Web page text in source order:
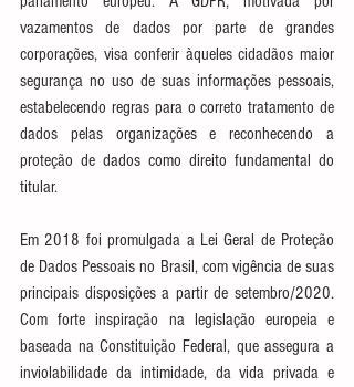
vazamentos de dados por parte de grandes
corporações, visa conferir àqueles cidadãos maior
segurança no uso de suas informações pessoais,
estabelecendo regras para o correto tratamento de
dados pelas organizações e reconhecendo a
proteção de dados como direito fundamental do
titular.
Em 2018 foi promulgada a Lei Geral de Proteção
de Dados Pessoais no Brasil, com vigência de suas
principais disposições a partir de setembro/2020.
Com forte inspiração na legislação europeia e
baseada na Constituição Federal, que assegura a
inviolabilidade da intimidade, da vida privada e